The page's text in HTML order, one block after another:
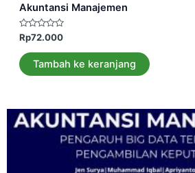
Akuntansi Manajemen
Dinilai
0
dari
5
Rp72.000
Tambah ke keranjang